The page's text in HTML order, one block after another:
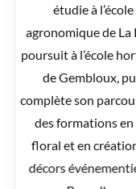
étudie à
agronomique de
poursuit à l’école
de Gembloux,
complète son
des formations
floral et en
décors